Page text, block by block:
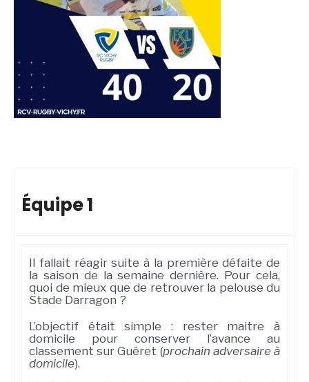
Équipe 1
Il fallait réagir suite à la première défaite de
la saison de la semaine dernière. Pour cela,
quoi de mieux que de retrouver la pelouse du
Stade Darragon ?
L’objectif était simple : rester maitre à
domicile pour conserver l’avance au
classement sur Guéret (prochain adversaire à
domicile).